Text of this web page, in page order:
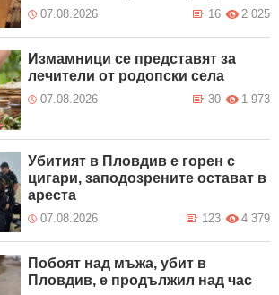
07.08.2026 2 025
16
Измамници се представят за
лечители от родопски села
07.08.2026 1 973
30
Убитият в Пловдив е горен с
цигари, заподозрените остават в
ареста
07.08.2026 4 379
123
Побоят над мъжа, убит в
Пловдив, е продължил над час